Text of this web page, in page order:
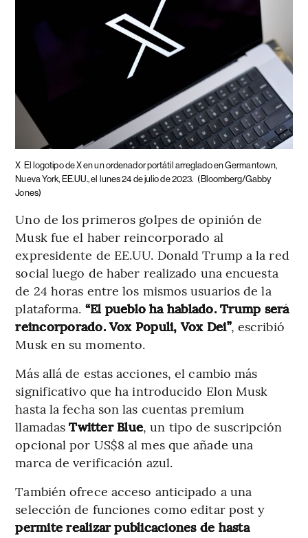
X El logotipo de X en un ordenador portátil arreglado en Germantown,
Nueva York, EE.UU., el lunes 24 de julio de 2023. (Bloomberg/Gabby
Jones)
Uno de los primeros golpes de opinión de
Musk fue el haber reincorporado al
expresidente de EE.UU. Donald Trump a la red
social luego de haber realizado una encuesta
de 24 horas entre los mismos usuarios de la
plataforma. “El pueblo ha hablado. Trump será
reincorporado. Vox Populi, Vox Dei”, escribió
Musk en su momento.
Más allá de estas acciones, el cambio más
significativo que ha introducido Elon Musk
hasta la fecha son las cuentas premium
llamadasTwitter Blue, un tipo de suscripción
opcional por US$8 al mes que añade una
marca de verificación azul.
También ofrece acceso anticipado a una
selección de funciones como editar post y
permite realizar publicaciones de hasta